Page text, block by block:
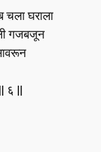
चला घराला
गजबजून
६ ||